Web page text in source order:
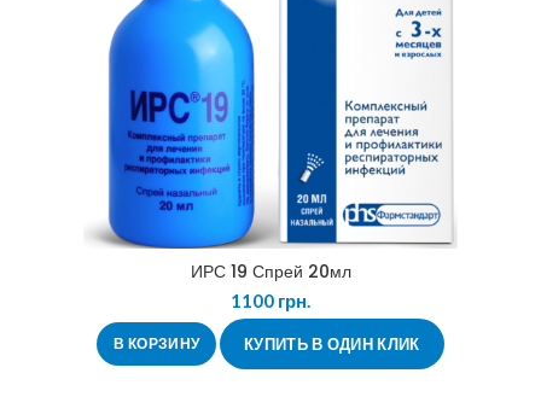
ИРС 19 Спрей 20мл
1100 грн.
В КОРЗИНУ КУПИТЬ В ОДИН КЛИК